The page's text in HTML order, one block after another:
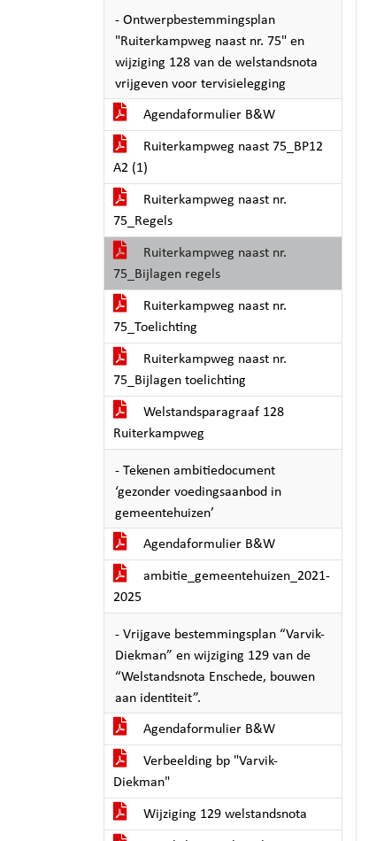
- Ontwerpbestemmingsplan
"Ruiterkampweg naast nr. 75" en
wijziging 128 van de welstandsnota
vrijgeven voor tervisielegging
Agendaformulier B&W
Ruiterkampweg naast 75_BP12
A2 (1)
Ruiterkampweg naast nr.
75_Regels
Ruiterkampweg naast nr.
75_Bijlagen regels
Ruiterkampweg naast nr.
75_Toelichting
Ruiterkampweg naast nr.
75_Bijlagen toelichting
Welstandsparagraaf 128
Ruiterkampweg
- Tekenen ambitiedocument
‘gezonder voedingsaanbod in
gemeentehuizen’
Agendaformulier B&W
ambitie_gemeentehuizen_2021-
2025
- Vrijgave bestemmingsplan “Varvik-
Diekman” en wijziging 129 van de
“Welstandsnota Enschede, bouwen
aan identiteit”.
Agendaformulier B&W
Verbeelding bp "Varvik-
Diekman"
Wijziging 129 welstandsnota